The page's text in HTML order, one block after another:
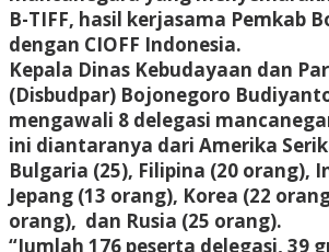
B-TIFF, hasil kerjasama Pemkab
dengan CIOFF Indonesia.
Kepala Dinas Kebudayaan dan
(Disbudpar) Bojonegoro
mengawali 8 delegasi
ini diantaranya dari Amerika
Bulgaria (25), Filipina (20 orang),
Jepang (13 orang), Korea (22
orang), dan Rusia (25 orang).
“Jumlah 176 peserta delegasi, 39